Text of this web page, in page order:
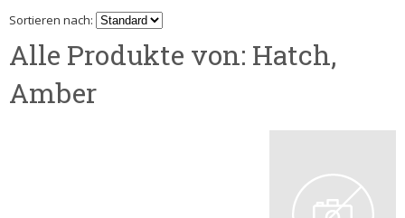
Sortieren nach:
Alle Produkte von: Hatch,
Amber